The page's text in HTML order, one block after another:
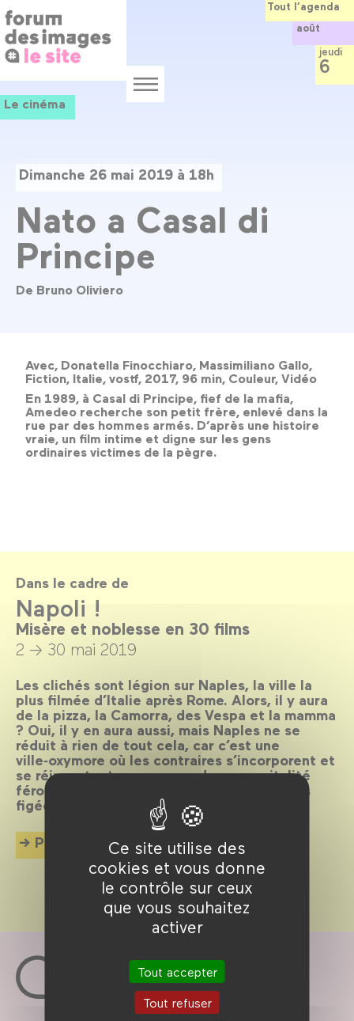
Ce site utilise des
cookies et vous donne
le contrôle sur ceux
que vous souhaitez
activer
Tout accepter
Tout refuser
au
contenu
principal
Menu
Le cinéma
Dimanche 26 mai 2019 à 18h
Nato a Casal di
Principe
De Bruno Oliviero
Avec, Donatella Finocchiaro, Massimiliano Gallo,
Fiction, Italie, vostf, 2017, 96 min, Couleur, Vidéo
En 1989, à Casal di Principe, fief de la mafia,
Amedeo recherche son petit frère, enlevé dans la
rue par des hommes armés. D’après une histoire
vraie, un film intime et digne sur les gens
ordinaires victimes de la pègre.
Dans le cadre de
Napoli !
Misère et noblesse en 30 films
2 → 30 mai 2019
Les clichés sont légion sur Naples, la ville la
plus filmée d’Italie après Rome. Alors, il y aura
de la pizza, la Camorra, des Vespa et la mamma
? Oui, il y en aura aussi, mais Naples ne se
réduit à rien de tout cela, car c’est une
ville‑oxymore où les contraires s’incorporent et
se réinventent sans cesse, dans une vitalité
féroce, déjouant toutes les cartes postales
figées.
Plus d'info
Tout l’agenda
août
jeudi
6